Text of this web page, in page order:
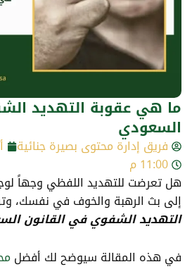
ما هي عقوبة التهديد
السعودي
فريق إدارة محتوى بصيرة جنائية
11:00 م
هل تعرضت للتهديد اللفظي وجهاً
إلى بث الرهبة والخوف في نفسك،
التهديد الشفوي في القانون
في هذه المقالة سيوضح لك أفضل